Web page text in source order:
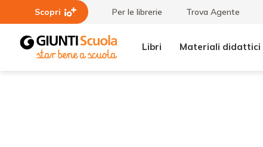
Scopri Per le librerie Trova Agente
Libri Materiali didattici